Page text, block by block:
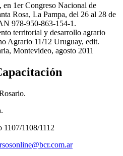
en 1er Congreso Nacional de
Rosa, La Pampa, del 26 al 28 de
978-950-863-154-1.
territorial y desarrollo agrario
Agrario 11/12 Uruguay, edit.
Montevideo, agosto 2011
1108/1112